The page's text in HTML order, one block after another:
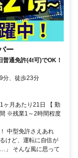
ー
通免許(4t可)でOK！
分、徒歩23分
ヶ月あたり21日 【 勤
※残業1～2時間程度
中型免許さえあれ
けど、運転に自信が
」 そんな風に思って